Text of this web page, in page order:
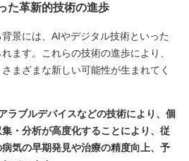
た革新的技術の進歩
景には、AIやデジタル技術といった
ます。これらの技術の進歩により、
まざまな新しい可能性が生まれてく
ラブルデバイスなどの技術により、個
・分析が高度化することにより、従
気の早期発見や治療の精度向上、予